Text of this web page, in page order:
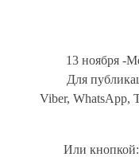
13 ноября -
Для
Viber, WhatsApp,
Или кнопкой: